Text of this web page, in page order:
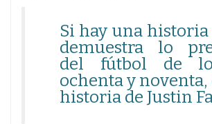
Si hay una historia
demuestra lo
del fútbol de
ochenta y noventa,
historia de Justin